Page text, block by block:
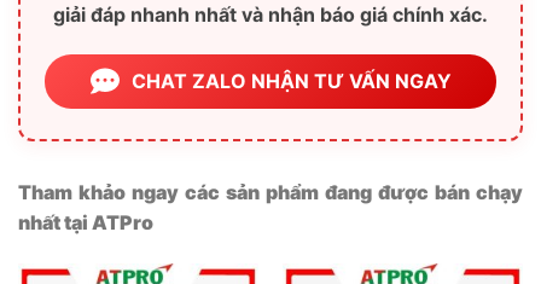
giải đáp nhanh nhất và nhận báo giá chính xác.
CHAT ZALO NHẬN TƯ VẤN NGAY
Tham khảo ngay các sản phẩm đang được bán chạy
nhất tại ATPro